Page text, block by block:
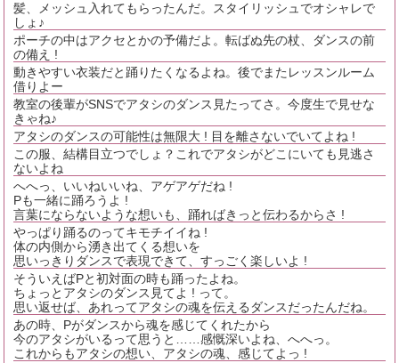
髪、メッシュ入れてもらったんだ。スタイリッシュでオシャレで
しょ♪
ポーチの中はアクセとかの予備だよ。転ばぬ先の杖、ダンスの前
の備え !
動きやすい衣装だと踊りたくなるよね。後でまたレッスンルーム
借りよー
教室の後輩がSNSでアタシのダンス見たってさ。今度生で見せな
きゃね♪
アタシのダンスの可能性は無限大 ! 目を離さないでいてよね !
この服、結構目立つでしょ？これでアタシがどこにいても見逃さ
ないよね
へへっ、いいねいいね、アゲアゲだね !
Pも一緒に踊ろうよ !
言葉にならないような想いも、踊ればきっと伝わるからさ !
やっぱり踊るのってキモチイイね !
体の内側から湧き出てくる想いを
思いっきりダンスで表現できて、すっごく楽しいよ !
そういえばPと初対面の時も踊ったよね。
ちょっとアタシのダンス見てよ ! って。
思い返せば、あれってアタシの魂を伝えるダンスだったんだね。
あの時、Pがダンスから魂を感じてくれたから
今のアタシがいるって思うと……感慨深いよね、へへっ。
これからもアタシの想い、アタシの魂、感じてよっ !